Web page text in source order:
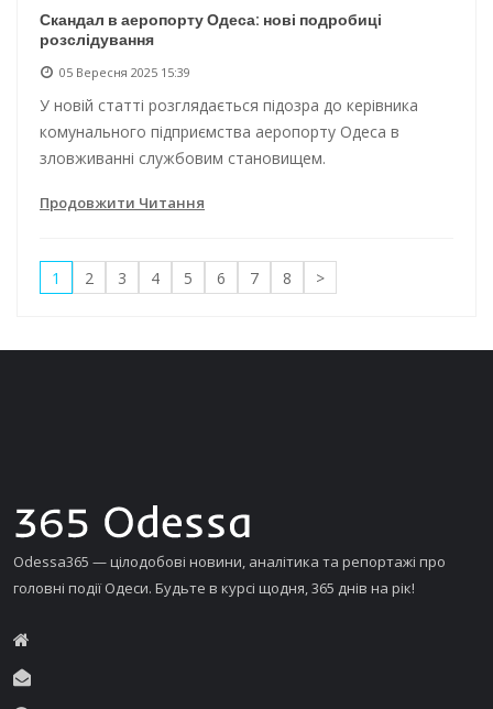
Скандал в аеропорту Одеса: нові подробиці
розслідування
05 Вересня 2025 15:39
У новій статті розглядається підозра до керівника
комунального підприємства аеропорту Одеса в
зловживанні службовим становищем.
Продовжити Читання
1 2 3 4 5 6 7 8 >
Odessa365 — цілодобові новини, аналітика та репортажі про
головні події Одеси. Будьте в курсі щодня, 365 днів на рік!